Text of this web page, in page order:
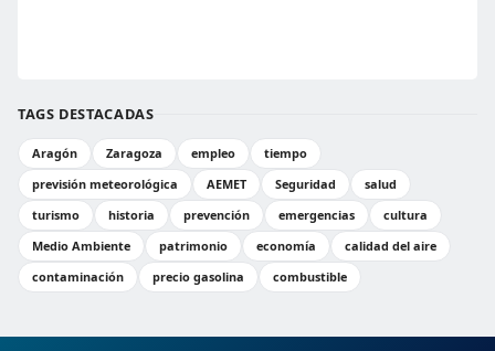
TAGS DESTACADAS
Aragón Zaragoza empleo
tiempo
previsión meteorológica
AEMET Seguridad
salud
turismo
historia prevención emergencias
cultura
Medio Ambiente
patrimonio economía
calidad del aire
contaminación
precio gasolina combustible